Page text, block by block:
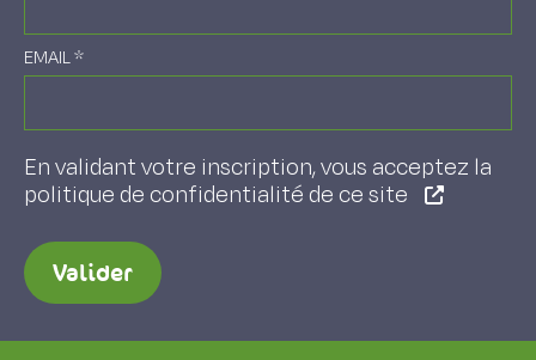
EMAIL*
En validant votre inscription, vous acceptez la
politique de confidentialité de ce site
Valider